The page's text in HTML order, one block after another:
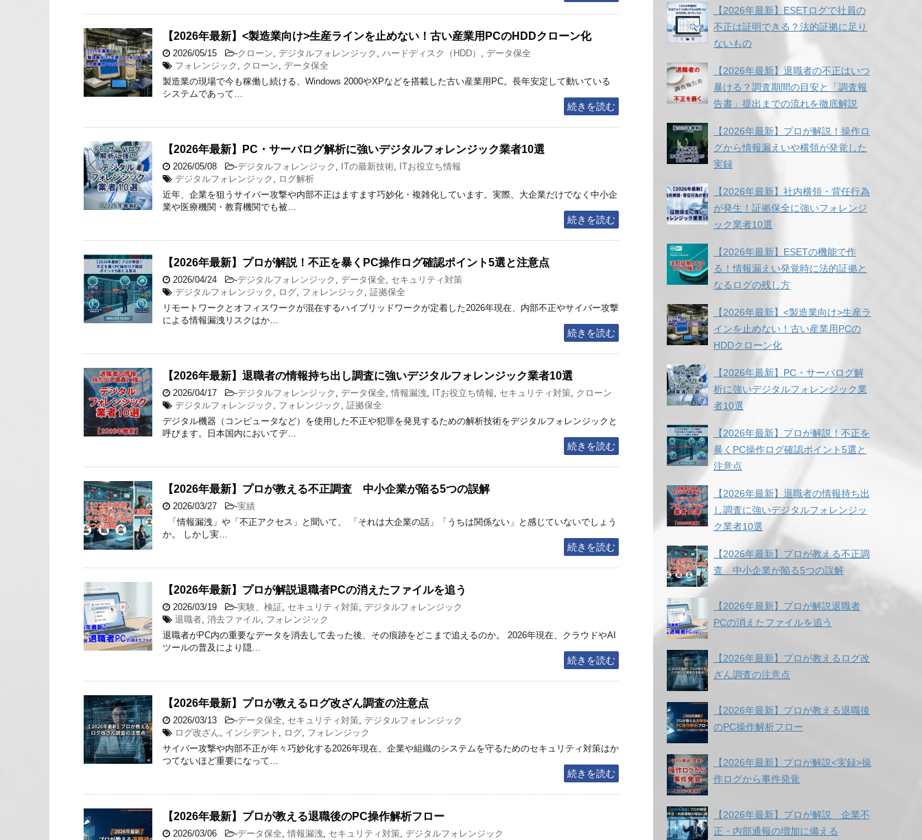
【2026年最新】<製造業向け>生産ラインを止めない！古い産業用PCのHDDクローン化
2026/05/15 -クローン, デジタルフォレンジック , ハードディスク（HDD） , データ保全
フォレンジック , クローン, データ保全
製造業の現場で今も稼働し続ける、Windows 2000やXPなどを搭載した古い産業用PC。長年安定して動いている
システムであって…
続きを読む
【2026年最新】PC・サーバログ解析に強いデジタルフォレンジック業者10選
2026/05/08 -デジタルフォレンジック , ITの最新技術, ITお役立ち情報
デジタルフォレンジック , ログ解析
近年、企業を狙うサイバー攻撃や内部不正はますます巧妙化・複雑化しています。実際、大企業だけでなく中小企
業や医療機関・教育機関でも被…
続きを読む
【2026年最新】プロが解説！不正を暴くPC操作ログ確認ポイント5選と注意点
2026/04/24 -デジタルフォレンジック , データ保全, セキュリティ対策
デジタルフォレンジック , ログ, フォレンジック , 証拠保全
リモートワークとオフィスワークが混在するハイブリッドワークが定着した2026年現在、内部不正やサイバー攻撃
による情報漏洩リスクはか…
続きを読む
【2026年最新】退職者の情報持ち出し調査に強いデジタルフォレンジック業者10選
2026/04/17 -デジタルフォレンジック , データ保全, 情報漏洩, ITお役立ち情報, セキュリティ対策, クローン
デジタルフォレンジック , フォレンジック , 証拠保全
デジタル機器（コンピュータなど）を使用した不正や犯罪を発見するための解析技術をデジタルフォレンジックと
呼びます。日本国内においてデ…
続きを読む
【2026年最新】プロが教える不正調査 中小企業が陥る5つの誤解
2026/03/27 -実績
「情報漏洩」や「不正アクセス」と聞いて、 「それは大企業の話」「うちは関係ない」と感じていないでしょう
か。 しかし実…
続きを読む
【2026年最新】プロが解説退職者PCの消えたファイルを追う
2026/03/19 -実験、検証, セキュリティ対策, デジタルフォレンジック
退職者, 消去ファイル, フォレンジック
退職者がPC内の重要なデータを消去して去った後、その痕跡をどこまで追えるのか。 2026年現在、クラウドやAI
ツールの普及により隠…
続きを読む
【2026年最新】プロが教えるログ改ざん調査の注意点
2026/03/13 -データ保全, セキュリティ対策, デジタルフォレンジック
ログ改ざん, インシデント , ログ, フォレンジック
サイバー攻撃や内部不正が年々巧妙化する2026年現在、企業や組織のシステムを守るためのセキュリティ対策はか
つてないほど重要になって…
続きを読む
【2026年最新】プロが教える退職後のPC操作解析フロー
2026/03/06 -データ保全, 情報漏洩, セキュリティ対策, デジタルフォレンジック
【2026年最新】ESETログで社員の
不正は証明できる？法的証拠に足り
ないもの
【2026年最新】退職者の不正はいつ
暴ける？調査期間の目安と「調査報
告書」提出までの流れを徹底解説
【2026年最新】プロが解説！操作ロ
グから情報漏えいや横領が発覚した
実録
【2026年最新】社内横領・背任行為
が発生！証拠保全に強いフォレンジ
ック業者10選
【2026年最新】ESETの機能で作
る！情報漏えい発覚時に法的証拠と
なるログの残し方
【2026年最新】<製造業向け>生産ラ
インを止めない！古い産業用PCの
HDDクローン化
【2026年最新】PC・サーバログ解
析に強いデジタルフォレンジック業
者10選
【2026年最新】プロが解説！不正を
暴くPC操作ログ確認ポイント5選と
注意点
【2026年最新】退職者の情報持ち出
し調査に強いデジタルフォレンジッ
ク業者10選
【2026年最新】プロが教える不正調
査 中小企業が陥る5つの誤解
【2026年最新】プロが解説退職者
PCの消えたファイルを追う
【2026年最新】プロが教えるログ改
ざん調査の注意点
【2026年最新】プロが教える退職後
のPC操作解析フロー
【2026年最新】プロが解説<実録>操
作ログから事件発覚
【2026年最新】プロが解説 企業不
正・内部通報の増加に備える